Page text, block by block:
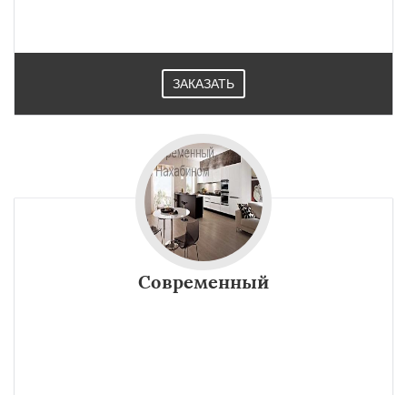
ЗАКАЗАТЬ
Современный